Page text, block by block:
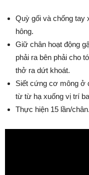
Quỳ gối và chống tay
hông.
Giữ chân hoạt động
phải ra bên phải cho
thở ra dứt khoát.
Siết cứng cơ mông ở
từ từ hạ xuống vị trí
Thực hiện 15 lần/